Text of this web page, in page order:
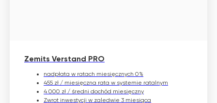
Zemits Verstand PRO
nadpłata w ratach miesięcznych 0%
455 zł / miesięczna rata w systemie ratalnym
4 000 zł / średni dochód miesięczny
Zwrot inwestycji w zaledwie 3 miesiąca